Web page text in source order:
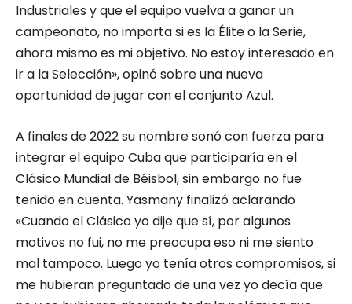
Industriales y que el equipo vuelva a ganar un
campeonato, no importa si es la Élite o la Serie,
ahora mismo es mi objetivo. No estoy interesado en
ir a la Selección», opinó sobre una nueva
oportunidad de jugar con el conjunto Azul.
A finales de 2022 su nombre sonó con fuerza para
integrar el equipo Cuba que participaría en el
Clásico Mundial de Béisbol, sin embargo no fue
tenido en cuenta. Yasmany finalizó aclarando
«Cuando el Clásico yo dije que sí, por algunos
motivos no fui, no me preocupa eso ni me siento
mal tampoco. Luego yo tenía otros compromisos, si
me hubieran preguntado de una vez yo decía que